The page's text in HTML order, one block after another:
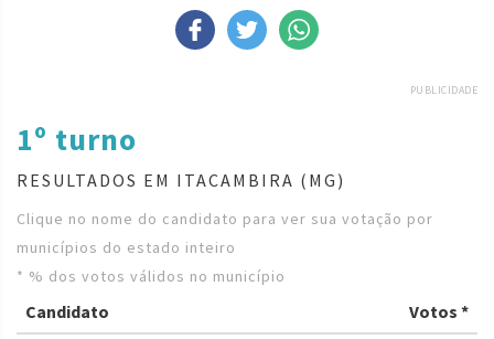
PUBLICIDADE
1º turno
RESULTADOS EM ITACAMBIRA (MG)
Clique no nome do candidato para ver sua votação por
municípios do estado inteiro
* % dos votos válidos no município
Candidato Votos *